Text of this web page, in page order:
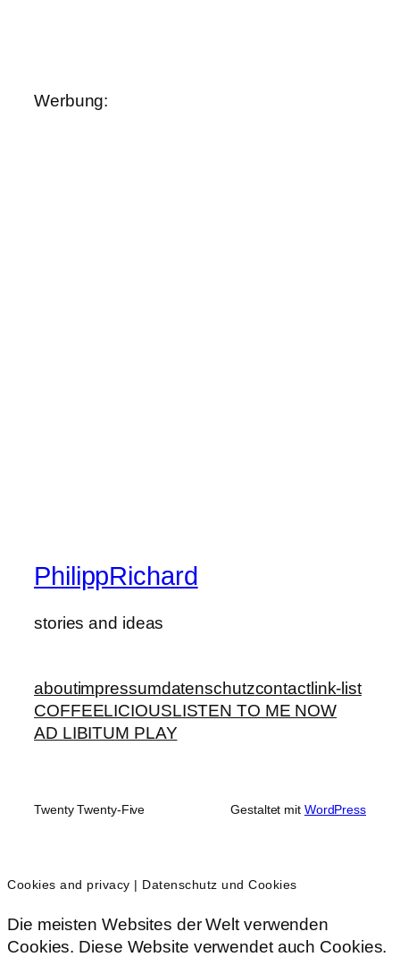
Werbung:
PhilippRichard
stories and ideas
aboutimpressumdatenschutzcontactlink-list
COFFEELICIOUSLISTEN TO ME NOW
AD LIBITUM PLAY
Twenty Twenty-Five Gestaltet mit WordPress
Cookies and privacy | Datenschutz und Cookies
Die meisten Websites der Welt verwenden
Cookies. Diese Website verwendet auch Cookies.